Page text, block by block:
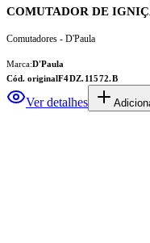
COMUTADOR DE
Comutadores - D'Paula
Marca:D'Paula
Cód. originalF4DZ.11572.B
Ver detalhes